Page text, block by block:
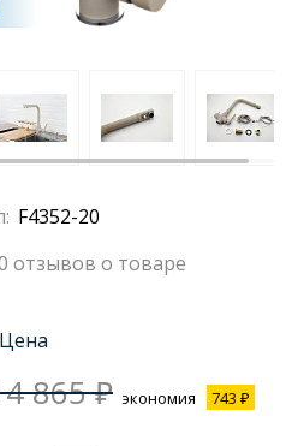
F4352-20
отзывов о товаре
Цена
865 ₽ экономия 743 ₽